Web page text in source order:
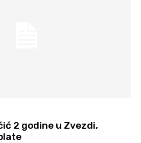
2 godine u Zvezdi,